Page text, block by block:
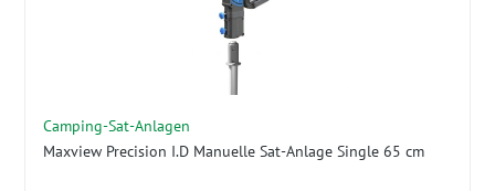
Camping-Sat-Anlagen
Maxview Precision I.D Manuelle Sat-Anlage Single 65 cm